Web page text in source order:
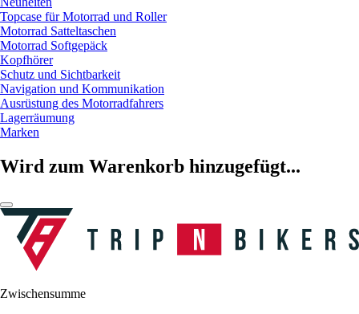
Topcase für Motorrad und Roller
Motorrad Satteltaschen
Motorrad Softgepäck
Kopfhörer
Schutz und Sichtbarkeit
Navigation und Kommunikation
Ausrüstung des Motorradfahrers
Lagerräumung
Marken
Wird zum Warenkorb hinzugefügt...
Zwischensumme